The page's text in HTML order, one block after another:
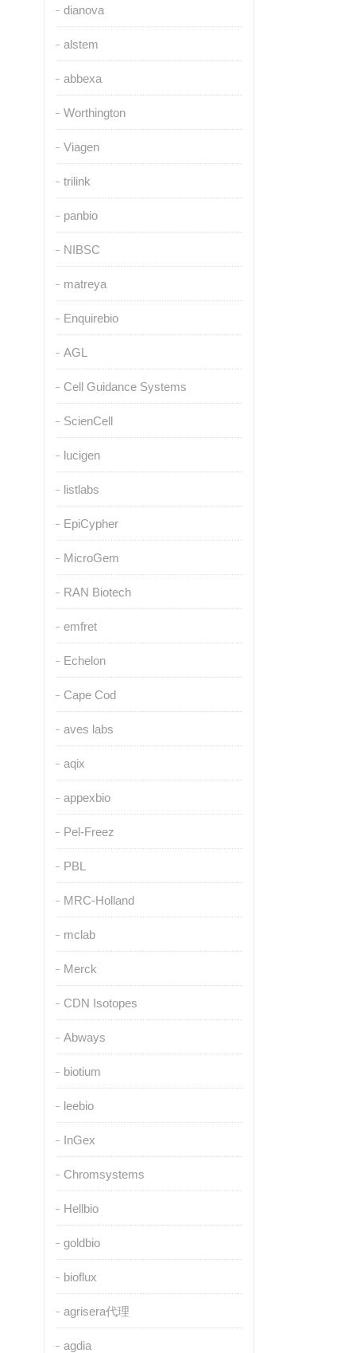
dianova
alstem
abbexa
Worthington
Viagen
trilink
panbio
NIBSC
matreya
Enquirebio
AGL
Cell Guidance Systems
ScienCell
lucigen
listlabs
EpiCypher
MicroGem
RAN Biotech
emfret
Echelon
Cape Cod
aves labs
aqix
appexbio
Pel-Freez
PBL
MRC-Holland
mclab
Merck
CDN Isotopes
Abways
biotium
leebio
InGex
Chromsystems
Hellbio
goldbio
bioflux
agrisera代理
agdia